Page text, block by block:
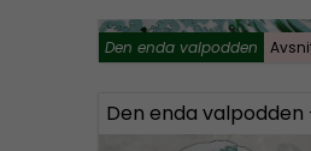
Den enda valpodden
Den enda